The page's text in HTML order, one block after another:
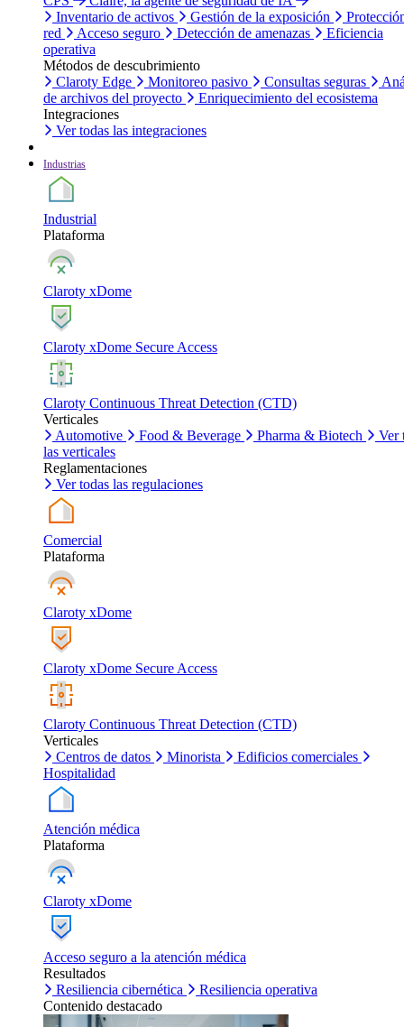
Inventario de activos
Gestión de la exposición
red
Acceso seguro Detección de amenazas
Eficiencia
operativa
Métodos de descubrimiento
Claroty Edge
Monitoreo pasivo Consultas seguras
de archivos del proyecto
Enriquecimiento del ecosistema
Integraciones
Ver todas las integraciones
Industrias
Industrial
Plataforma
Claroty xDome
Claroty xDome Secure Access
Claroty Continuous Threat Detection (CTD)
Verticales
Automotive
Food & Beverage Pharma & Biotech
Ver
las verticales
Reglamentaciones
Ver todas las regulaciones
Comercial
Plataforma
Claroty xDome
Claroty xDome Secure Access
Claroty Continuous Threat Detection (CTD)
Verticales
Centros de datos
Minorista
Edificios comerciales
Hospitalidad
Atención médica
Plataforma
Claroty xDome
Acceso seguro a la atención médica
Resultados
Resiliencia cibernética
Resiliencia operativa
Contenido destacado